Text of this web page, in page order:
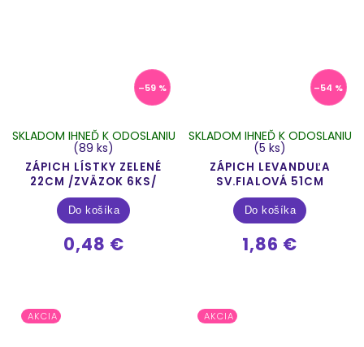
–59 %
ZÁPICH LÍSTKY ZELENÉ
22CM /ZVÄZOK 6KS/
SKLADOM IHNEĎ K ODOSLANIU
(89 ks)
0,48 €
Do košíka
–54 %
ZÁPICH LEVANDUĽA
SV.FIALOVÁ 51CM
SKLADOM IHNEĎ K ODOSLANIU
(5 ks)
1,86 €
Do košíka
AKCIA AKCIA